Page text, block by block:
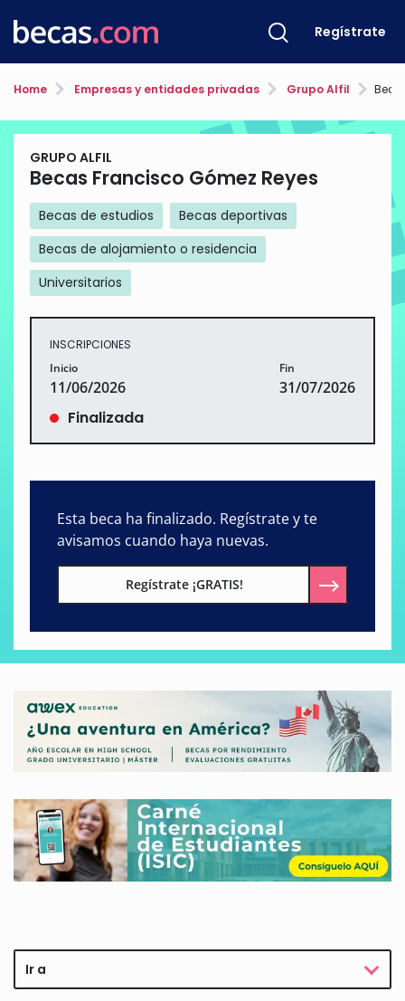
Regístrate
Home Empresas y entidades privadas Grupo Alfil
GRUPO ALFIL
Becas Francisco Gómez Reyes
Becas de estudios
Becas deportivas
Becas de alojamiento o residencia
Universitarios
INSCRIPCIONES
Inicio
11/06/2026
Fin
31/07/2026
Finalizada
Esta beca ha finalizado. Regístrate y te
avisamos cuando haya nuevas.
Regístrate ¡GRATIS!
Ir a